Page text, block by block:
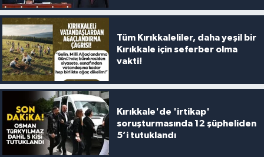
Tüm Kırıkkaleliler, daha yeşil bir
Kırıkkale için seferber olma
vakti!
Kırıkkale'de 'irtikap'
soruşturmasında 12 şüpheliden
5’i tutuklandı